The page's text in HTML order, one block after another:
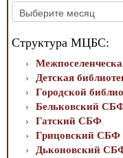
Архив
новостей
Структура МЦБС:
Детская
Городской
Бельковский
Гатский СБФ
Грицовский СБФ
Дьконовский